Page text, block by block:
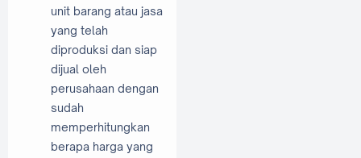
unit barang atau jasa
yang telah
diproduksi dan siap
dijual oleh
perusahaan dengan
sudah
memperhitungkan
berapa harga yang